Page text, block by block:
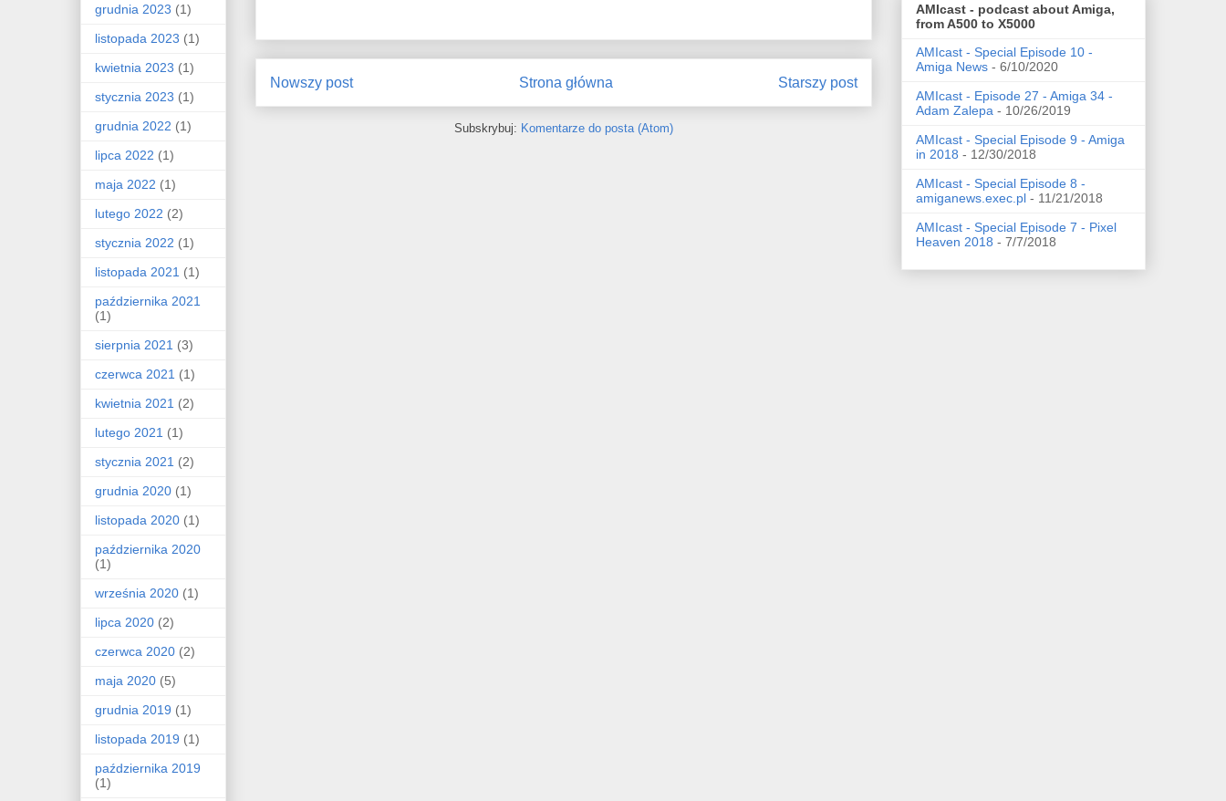
Nowszy post Starszy post
Strona główna
Subskrybuj: Komentarze do posta (Atom)
grudnia 2023 (1)
listopada 2023 (1)
kwietnia 2023 (1)
stycznia 2023 (1)
grudnia 2022 (1)
lipca 2022 (1)
maja 2022 (1)
lutego 2022 (2)
stycznia 2022 (1)
listopada 2021 (1)
października 2021
(1)
sierpnia 2021 (3)
czerwca 2021 (1)
kwietnia 2021 (2)
lutego 2021 (1)
stycznia 2021 (2)
grudnia 2020 (1)
listopada 2020 (1)
października 2020
(1)
września 2020 (1)
lipca 2020 (2)
czerwca 2020 (2)
maja 2020 (5)
grudnia 2019 (1)
listopada 2019 (1)
października 2019
(1)
AMIcast - podcast about Amiga,
from A500 to X5000
AMIcast - Special Episode 10 -
Amiga News - 6/10/2020
AMIcast - Episode 27 - Amiga 34 -
Adam Zalepa - 10/26/2019
AMIcast - Special Episode 9 - Amiga
in 2018 - 12/30/2018
AMIcast - Special Episode 8 -
amiganews.exec.pl - 11/21/2018
AMIcast - Special Episode 7 - Pixel
Heaven 2018 - 7/7/2018